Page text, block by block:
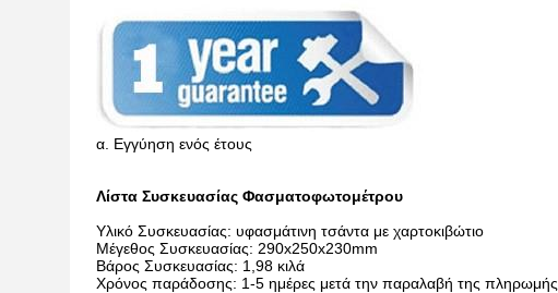
α. Εγγύηση ενός έτους
Λίστα Συσκευασίας Φασματοφωτομέτρου
Υλικό Συσκευασίας: υφασμάτινη τσάντα με χαρτοκιβώτιο
Μέγεθος Συσκευασίας: 290x250x230mm
Βάρος Συσκευασίας: 1,98 κιλά
Χρόνος παράδοσης: 1-5 ημέρες μετά την παραλαβή της πληρωμής.